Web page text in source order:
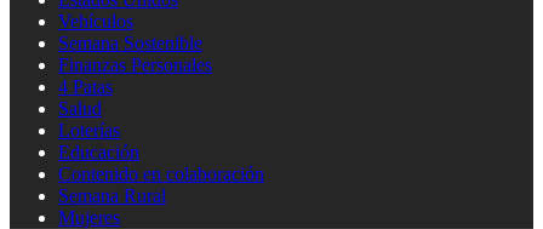
Vehículos
Semana Sostenible
Finanzas Personales
4 Patas
Salud
Loterías
Educación
Contenido en colaboración
Semana Rural
Mujeres